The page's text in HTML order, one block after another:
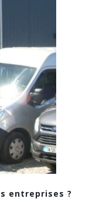
entreprises ?